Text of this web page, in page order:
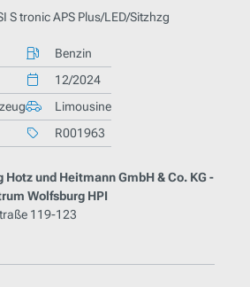
S tronic APS Plus/LED/Sitzhzg
Benzin
12/2024
Limousine
R001963
und Heitmann GmbH & Co. KG -
Wolfsburg HPI
119-123